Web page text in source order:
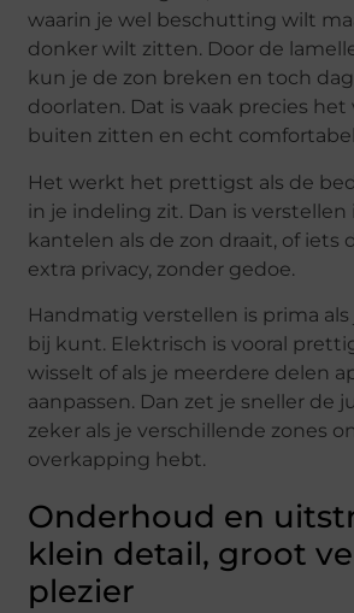
waarin je wel beschutting wilt
donker wilt zitten. Door de
kun je de zon breken en toch
doorlaten. Dat is vaak precies het
buiten zitten en echt
Het werkt het prettigst als de
in je indeling zit. Dan is verstellen
kantelen als de zon draait, of iets
extra privacy, zonder gedoe.
Handmatig verstellen is prima
bij kunt. Elektrisch is vooral
wisselt of als je meerdere delen
aanpassen. Dan zet je sneller de
zeker als je verschillende zones
overkapping hebt.
Onderhoud en
klein detail, groot
plezier